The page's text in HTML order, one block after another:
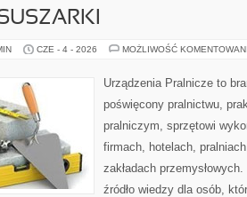
CZE - 4 - 2026 MOŻLIWOŚĆ
Urządzenia Pralnicze to
poświęcony pralnictwu,
pralniczym, sprzętowi
firmach, hotelach,
zakładach
źródło wiedzy dla osób,